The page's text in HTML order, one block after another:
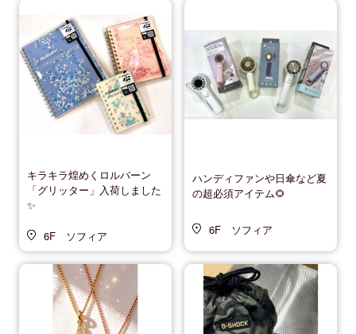
キラキラ煌めくロルバーン
「グリッター」入荷しました
✨
6F ソフィア
ハンディファンや日傘など夏
の超必須アイテム🌻
6F ソフィア